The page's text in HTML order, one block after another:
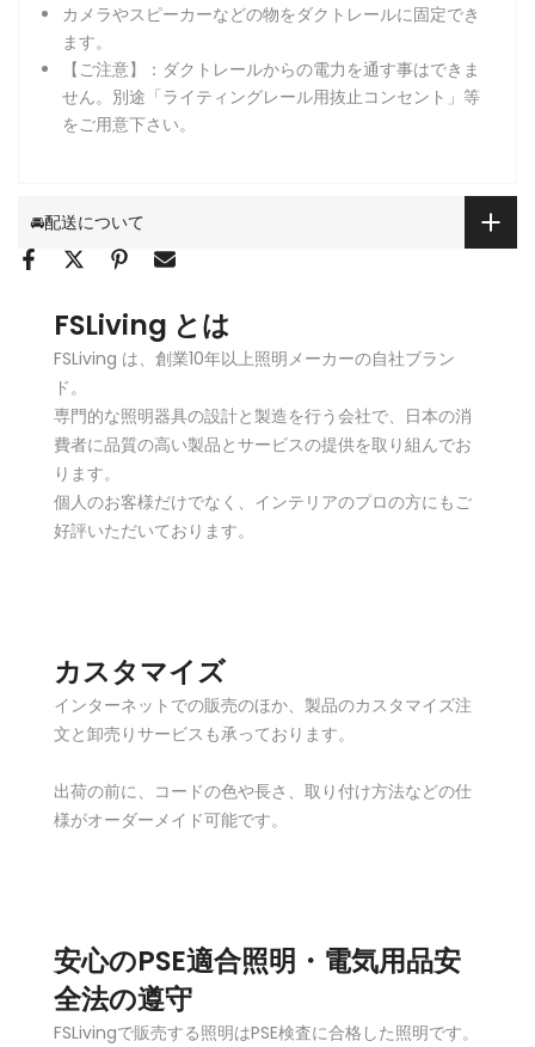
カメラやスピーカーなどの物をダクトレールに固定でき
ます。
【ご注意】：ダクトレールからの電力を通す事はできま
せん。別途「ライティングレール用抜止コンセント」等
をご用意下さい。
🚘配送について
FSLiving とは
FSLiving は、創業10年以上照明メーカーの自社ブラン
ド。
専門的な照明器具の設計と製造を行う会社で、日本の消
費者に品質の高い製品とサービスの提供を取り組んでお
ります。
個人のお客様だけでなく、インテリアのプロの方にもご
好評いただいております。
カスタマイズ
インターネットでの販売のほか、製品のカスタマイズ注
文と卸売りサービスも承っております。
出荷の前に、コードの色や長さ、取り付け方法などの仕
様がオーダーメイド可能です。
安心のPSE適合照明・電気用品安
全法の遵守
FSLivingで販売する照明はPSE検査に合格した照明です。